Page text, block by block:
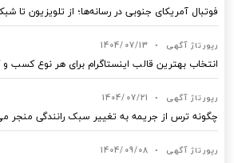
فوتبال آمریکای جنوبی در رسانه‌ها؛ از تلویزیون تا
رپورتاژ آگهی •
1404/07/13
انتخاب بهترین قالب‌ اینستاگرام برای هر نوع کسب‌ و
رپورتاژ آگهی •
1404/07/21
چگونه ترس از جریمه به تغییر سبک رانندگی منجر
رپورتاژ آگهی •
1404/09/08